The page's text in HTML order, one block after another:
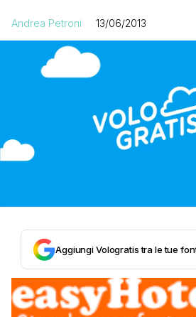
Andrea Petroni 13/06/2013
Aggiungi Vologratis tra le tue